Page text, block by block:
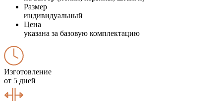
Размер
индивидуальный
Цена
указана за базовую комплектацию
Изготовление
от 5 дней